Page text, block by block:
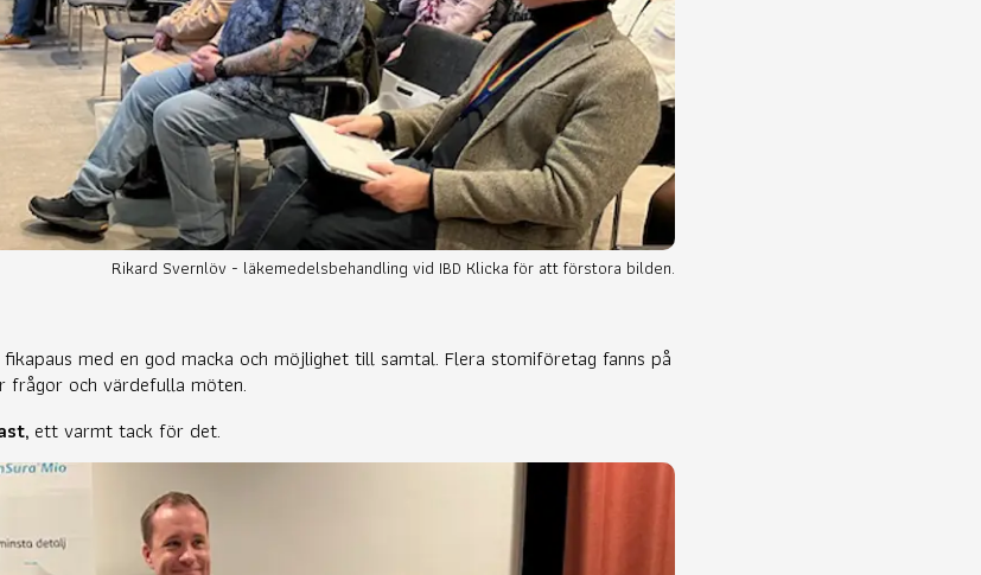
Rikard Svernlöv - läkemedelsbehandling vid IBD Klicka för att förstora bilden.
med en god macka och möjlighet till samtal. Flera stomiföretag fanns på
och värdefulla möten.
ett varmt tack för det.